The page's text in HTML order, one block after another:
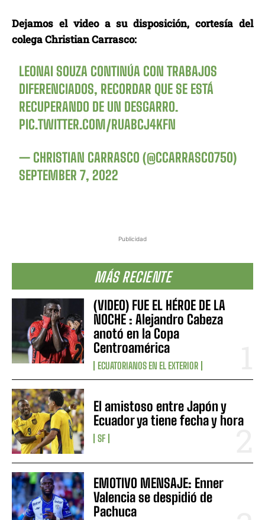
Publicidad
MÁS RECIENTE
(VIDEO) FUE EL HÉROE DE LA
NOCHE : Alejandro Cabeza
anotó en la Copa
Centroamérica
ECUATORIANOS EN EL EXTERIOR
El amistoso entre Japón y
Ecuador ya tiene fecha y hora
SF
EMOTIVO MENSAJE: Enner
Valencia se despidió de
Pachuca
Dejamos el video a su disposición, cortesía del
colega Christian Carrasco:
LEONAI SOUZA CONTINÚA CON TRABAJOS
DIFERENCIADOS, RECORDAR QUE SE ESTÁ
RECUPERANDO DE UN DESGARRO.
PIC.TWITTER.COM/RUABCJ4KFN
— CHRISTIAN CARRASCO (@CCARRASCO750)
SEPTEMBER 7, 2022